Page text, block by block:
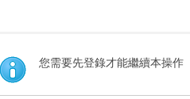
您需要先登錄才能繼續本操作